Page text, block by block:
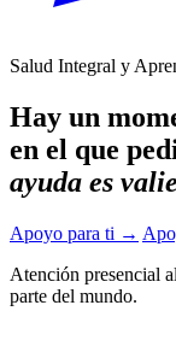
Salud Integral y
Hay un
en el que
ayuda es
Apoyo para ti →
Atención presencial
parte del mundo.